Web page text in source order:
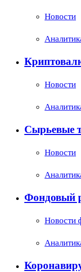
Новости
Новости
Сырьевые
Новости
Фондовый
Новости